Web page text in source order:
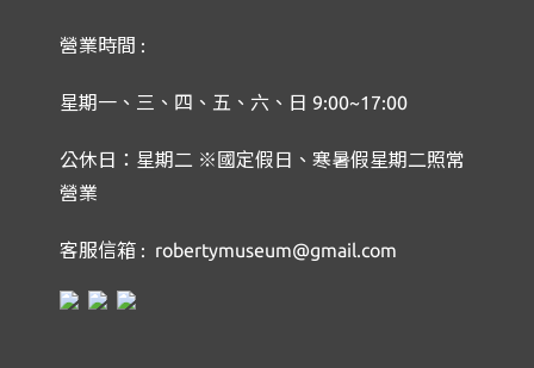
營業時間 :
星期一、三、四、五、六、日 9:00~17:00
公休日：星期二 ※國定假日、寒暑假星期二照常
營業
客服信箱 : robertymuseum@gmail.com